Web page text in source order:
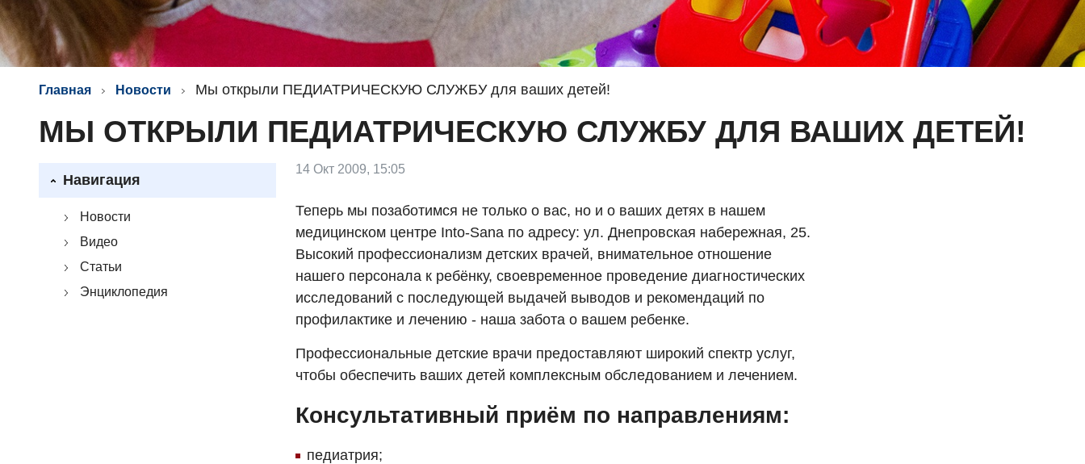
Главная Новости Мы открыли ПЕДИАТРИЧЕСКУЮ СЛУЖБУ для ваших детей!
МЫ ОТКРЫЛИ ПЕДИАТРИЧЕСКУЮ СЛУЖБУ ДЛЯ ВАШИХ ДЕТЕЙ!
Навигация
Новости
Видео
Статьи
Энциклопедия
14 Окт 2009, 15:05
Теперь мы позаботимся не только о вас, но и о ваших детях в нашем
медицинском центре Into-Sana по адресу: ул. Днепровская набережная, 25.
Высокий профессионализм детских врачей, внимательное отношение
нашего персонала к ребёнку, своевременное проведение диагностических
исследований с последующей выдачей выводов и рекомендаций по
профилактике и лечению - наша забота о вашем ребенке.
Профессиональные детские врачи предоставляют широкий спектр услуг,
чтобы обеспечить ваших детей комплексным обследованием и лечением.
Консультативный приём по направлениям:
педиатрия;